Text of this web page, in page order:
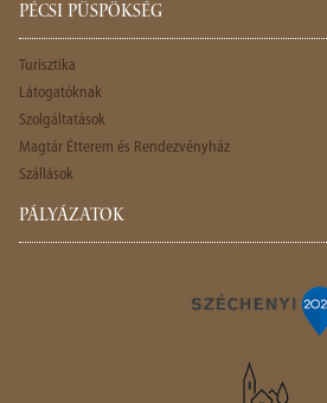
PÉCSI PÜSPÖKSÉG
Turisztika
Látogatóknak
Szolgáltatások
Magtár Étterem és Rendezvényház
Szállások
PÁLYÁZATOK